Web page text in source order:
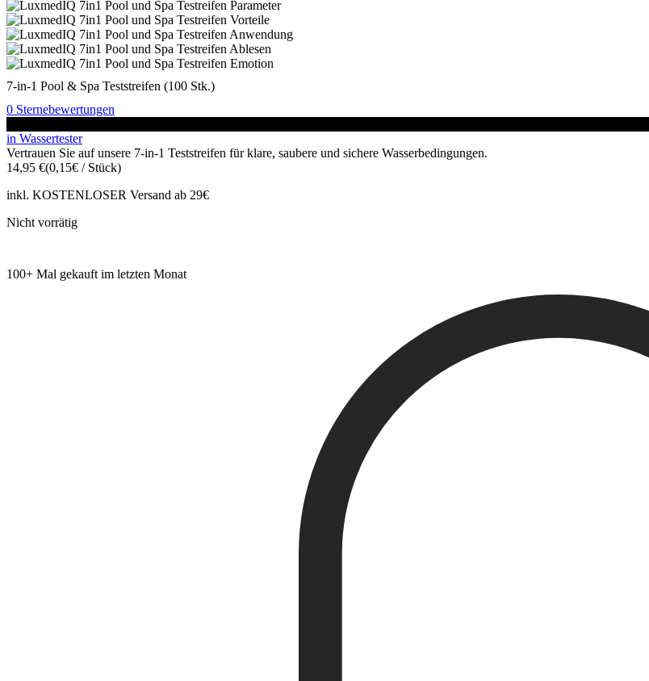
7-in-1 Pool & Spa Teststreifen (100 Stk.)
0 Sternebewertungen
in Wassertester
Vertrauen Sie auf unsere 7-in-1 Teststreifen für klare, saubere und sichere Wasserbedingungen.
14,95 €(0,15€ / Stück)
inkl. KOSTENLOSER Versand ab 29€
Nicht vorrätig
100+ Mal gekauft im letzten Monat